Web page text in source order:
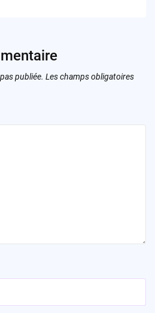
publiée. Les champs obligatoires